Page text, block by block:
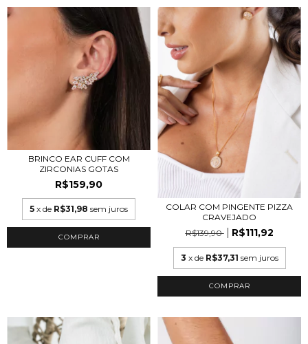
BRINCO EAR CUFF COM
ZIRCONIAS GOTAS
R$159,90
5 x de R$31,98 sem juros
COMPRAR
COLAR COM PINGENTE PIZZA
CRAVEJADO
R$139,90
R$111,92
3 x de R$37,31 sem juros
COMPRAR